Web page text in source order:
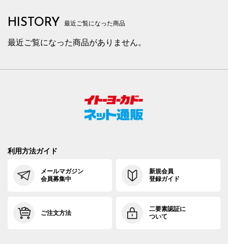
HISTORY 最近ご覧になった商品
最近ご覧になった商品がありません。
利用方法ガイド
メールマガジン
会員募集中
新規会員
登録ガイド
ご注文方法
二要素認証に
ついて